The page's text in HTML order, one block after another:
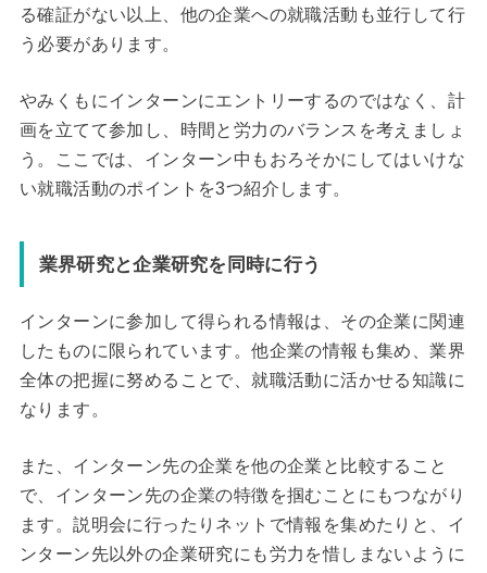
る確証がない以上、他の企業への就職活動も並行して行
う必要があります。
やみくもにインターンにエントリーするのではなく、計
画を立てて参加し、時間と労力のバランスを考えましょ
う。ここでは、インターン中もおろそかにしてはいけな
い就職活動のポイントを3つ紹介します。
業界研究と企業研究を同時に行う
インターンに参加して得られる情報は、その企業に関連
したものに限られています。他企業の情報も集め、業界
全体の把握に努めることで、就職活動に活かせる知識に
なります。
また、インターン先の企業を他の企業と比較すること
で、インターン先の企業の特徴を掴むことにもつながり
ます。説明会に行ったりネットで情報を集めたりと、イ
ンターン先以外の企業研究にも労力を惜しまないように